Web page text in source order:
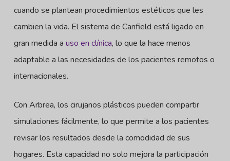
cuando se plantean procedimientos estéticos que les
cambien la vida. El sistema de Canfield está ligado en
gran medida a uso en clínica, lo que la hace menos
adaptable a las necesidades de los pacientes remotos o
internacionales.
Con Arbrea, los cirujanos plásticos pueden compartir
simulaciones fácilmente, lo que permite a los pacientes
revisar los resultados desde la comodidad de sus
hogares. Esta capacidad no solo mejora la participación